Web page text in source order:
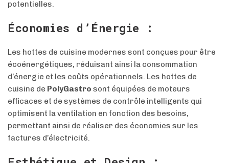
potentielles.
Économies d’Énergie :
Les hottes de cuisine modernes sont conçues pour être
écoénergétiques, réduisant ainsi la consommation
d’énergie et les coûts opérationnels. Les hottes de
cuisine de PolyGastro sont équipées de moteurs
efficaces et de systèmes de contrôle intelligents qui
optimisent la ventilation en fonction des besoins,
permettant ainsi de réaliser des économies sur les
factures d’électricité.